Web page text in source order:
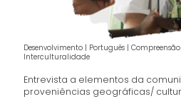
Desenvolvimento | Português | Compreensão
Interculturalidade
Entrevista a elementos da
proveniências geográficas/